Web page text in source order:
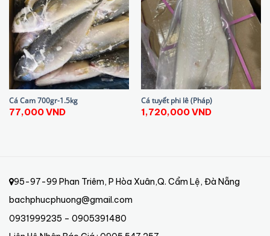
Cá Cam 700gr-1.5kg
77,000VND
Cá tuyết phi lê (Pháp)
1,720,000VND
95-97-99 Phan Triêm, P Hòa Xuân,Q. Cẩm Lệ, Đà Nẵng
bachphucphuong@gmail.com
0931999235 – 0905391480